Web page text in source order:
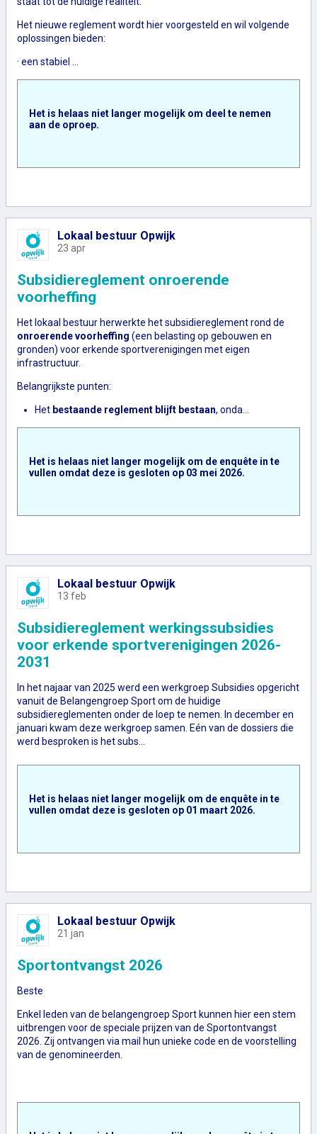
Het nieuwe reglement wordt hier voorgesteld en wil volgende
oplossingen bieden:
· een stabiel …
Het is helaas niet langer mogelijk om deel te nemen
aan de oproep.
Lokaal bestuur Opwijk
23 apr
Subsidiereglement onroerende
voorheffing
Het lokaal bestuur herwerkte het subsidiereglement rond de
onroerende voorheffing (een belasting op gebouwen en
gronden) voor erkende sportverenigingen met eigen
infrastructuur.
Belangrijkste punten:
Het bestaande reglement blijft bestaan, onda…
Het is helaas niet langer mogelijk om de enquête in te
vullen omdat deze is gesloten op 03 mei 2026.
Lokaal bestuur Opwijk
13 feb
Subsidiereglement werkingssubsidies
voor erkende sportverenigingen 2026-
2031
In het najaar van 2025 werd een werkgroep Subsidies opgericht
vanuit de Belangengroep Sport om de huidige
subsidiereglementen onder de loep te nemen. In december en
januari kwam deze werkgroep samen. Eén van de dossiers die
werd besproken is het subs…
Het is helaas niet langer mogelijk om de enquête in te
vullen omdat deze is gesloten op 01 maart 2026.
Lokaal bestuur Opwijk
21 jan
Sportontvangst 2026
Beste
Enkel leden van de belangengroep Sport kunnen hier een stem
uitbrengen voor de speciale prijzen van de Sportontvangst
2026. Zij ontvangen via mail hun unieke code en de voorstelling
van de genomineerden.